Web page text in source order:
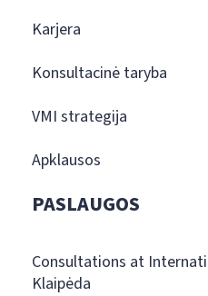
Karjera
Konsultacinė taryba
VMI strategija
Apklausos
PASLAUGOS
Consultations at
Klaipėda